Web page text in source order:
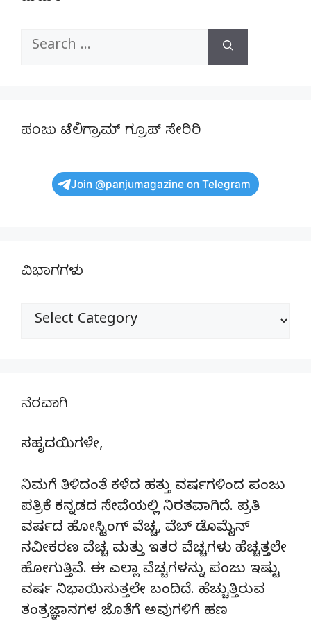
Search
ಪಂಜು ಟೆಲಿಗ್ರಾಮ್ ಗ್ರೂಪ್ ಸೇರಿರಿ
Join @panjumagazine on Telegram
ವಿಭಾಗಗಳು
ವಿಭಾಗಗಳು
ನೆರವಾಗಿ
ಸಹೃದಯಿಗಳೇ,
ನಿಮಗೆ ತಿಳಿದಂತೆ ಕಳೆದ ಹತ್ತು ವರ್ಷಗಳಿಂದ ಪಂಜು
ಪತ್ರಿಕೆ ಕನ್ನಡದ ಸೇವೆಯಲ್ಲಿ ನಿರತವಾಗಿದೆ. ಪ್ರತಿ
ವರ್ಷದ ಹೋಸ್ಟಿಂಗ್‌ ವೆಚ್ಚ, ವೆಬ್‌ ಡೊಮೈನ್‌
ನವೀಕರಣ ವೆಚ್ಚ ಮತ್ತು ಇತರ ವೆಚ್ಚಗಳು ಹೆಚ್ಚತ್ತಲೇ
ಹೋಗುತ್ತಿವೆ. ಈ ಎಲ್ಲಾ ವೆಚ್ಚಗಳನ್ನು ಪಂಜು ಇಷ್ಟು
ವರ್ಷ ನಿಭಾಯಿಸುತ್ತಲೇ ಬಂದಿದೆ. ಹೆಚ್ಚುತ್ತಿರುವ
ತಂತ್ರಜ್ಞಾನಗಳ ಜೊತೆಗೆ ಅವುಗಳಿಗೆ ಹಣ